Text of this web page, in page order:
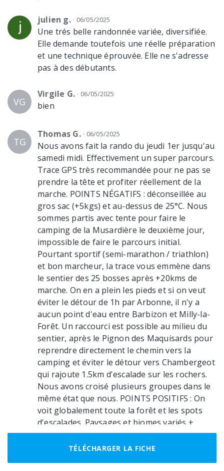
julien g. 06/05/2025
Une trés belle randonnée variée, diversifiée.
Elle demande toutefois une réelle préparation
et une technique éprouvée. Elle ne s'adresse
pas à des débutants.
VG
Virgile G. 06/05/2025
bien
TG
Thomas G. 06/05/2025
Nous avons fait la rando du jeudi 1er jusqu'au
samedi midi. Effectivement un super parcours.
Trace GPS très recommandée pour ne pas se
prendre la tête et profiter réellement de la
marche. POINTS NÉGATIFS : déconseillée au
gros sac (+5kgs) et au-dessus de 25°C. Nous
sommes partis avec tente pour faire le
camping de la Musardière le deuxième jour,
impossible de faire le parcours initial.
Pourtant sportif (semi-marathon / triathlon)
et bon marcheur, la trace vous emmène dans
le sentier des 25 bosses après +20kms de
marche. On en a plein les pieds et si on veut
éviter le détour de 1h par Arbonne, il n'y a
aucun point d'eau entre Barbizon et Milly-la-
Forêt. Un raccourci est possible au milieu du
sentier, après le Pignon des Maquisards pour
reprendre directement le chemin vers la
camping et éviter le détour vers Chambergeot
qui rajoute 1.5km d'escalade sur les rochers.
Nous avons croisé plusieurs groupes dans le
même état que nous. POINTS POSITIFS : On
voit globalement toute la forêt et les spots
d'escalades. Paysages et biomes variés +
nombreux points d'intérêts. Barbizon vaut
largement le détour (cafés / restaurants) et
TÉLÉCHARGER LA FICHE